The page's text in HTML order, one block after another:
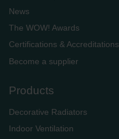
News
The WOW! Awards
Certifications & Accreditations
Become a supplier
Products
Decorative Radiators
Indoor Ventilation